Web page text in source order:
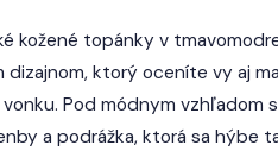
kožené topánky v
ktorý oceníte vy aj
Pod módnym vzhľadom
a podrážka, ktorá sa hýbe